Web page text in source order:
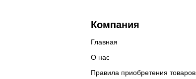
Компания
Главная
О нас
Правила приобретения товаров